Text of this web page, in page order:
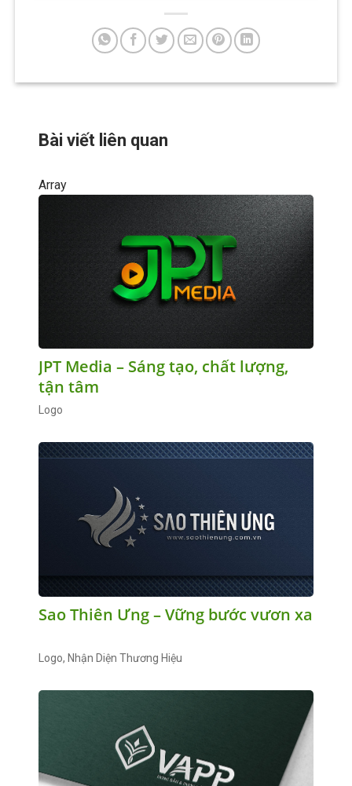
Bài viết liên quan
Array
JPT Media – Sáng tạo, chất lượng,
tận tâm
Logo
Sao Thiên Ưng – Vững bước vươn xa
Logo, Nhận Diện Thương Hiệu